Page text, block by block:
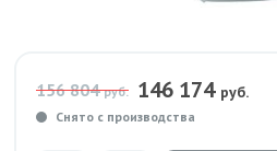
156 804руб. 146 174 руб.
Снято с производства